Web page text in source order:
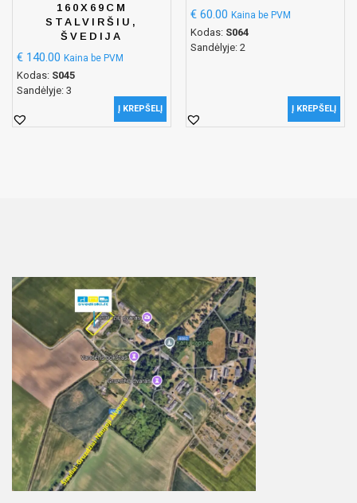
160X69CM
STALVIRŠIU,
ŠVEDIJA
€ 140.00 Kaina be PVM
Kodas: S045
Sandėlyje: 3
Į KREPŠELĮ
€ 60.00 Kaina be PVM
Kodas: S064
Sandėlyje: 2
Į KREPŠELĮ